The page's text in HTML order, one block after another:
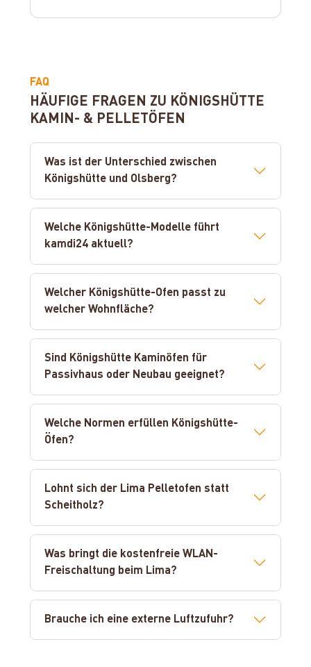
FAQ
HÄUFIGE FRAGEN ZU KÖNIGSHÜTTE
KAMIN- & PELLETÖFEN
Was ist der Unterschied zwischen
Königshütte und Olsberg?
Welche Königshütte-Modelle führt
kamdi24 aktuell?
Welcher Königshütte-Ofen passt zu
welcher Wohnfläche?
Sind Königshütte Kaminöfen für
Passivhaus oder Neubau geeignet?
Welche Normen erfüllen Königshütte-
Öfen?
Lohnt sich der Lima Pelletofen statt
Scheitholz?
Was bringt die kostenfreie WLAN-
Freischaltung beim Lima?
Brauche ich eine externe Luftzufuhr?